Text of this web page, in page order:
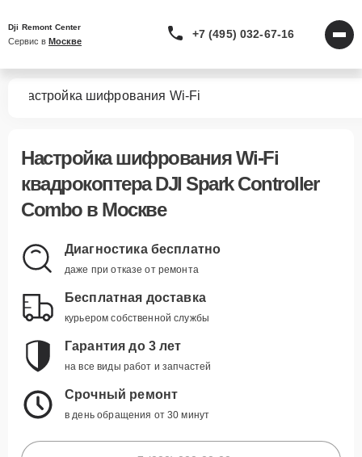
Dji Remont Center
Сервис в Москве
+7 (495) 032-67-16
Настройка шифрования Wi-Fi
Настройка шифрования Wi-Fi
квадрокоптера DJI Spark Controller
Combo в Москве
Диагностика бесплатно
даже при отказе от ремонта
Бесплатная доставка
курьером собственной службы
Гарантия до 3 лет
на все виды работ и запчастей
Срочный ремонт
в день обращения от 30 минут